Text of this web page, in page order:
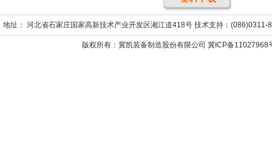
地址： 河北省石家庄国家高新技术产业开发区湘江道418号 技术支持：
版权所有：冀凯装备制造股份有限公司 冀ICP备11027968